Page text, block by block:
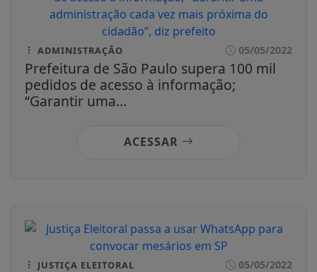
ADMINISTRAÇÃO 05/05/2022
Prefeitura de São Paulo supera 100 mil
pedidos de acesso à informação;
“Garantir uma...
ACESSAR
JUSTIÇA ELEITORAL 05/05/2022